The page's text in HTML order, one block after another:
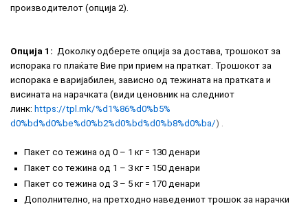
производителот (опција 2).
Опција 1: Доколку одберете опција за достава, трошокот за
испорака го плаќате Вие при прием на праткат. Трошокот за
испорака е варијабилен, зависно од тежината на пратката и
висината на нарачката (види ценовник на следниот
линк: https://tpl.mk/%d1%86%d0%b5%
d0%bd%d0%be%d0%b2%d0%bd%d0%b8%d0%ba/) .
Пакет со тежина од 0 – 1 кг = 130 денари
Пакет со тежина од 1 – 3 кг = 150 денари
Пакет со тежина од 3 – 5 кг = 170 денари
Дополнително, на претходно наведениот трошок за нарачки